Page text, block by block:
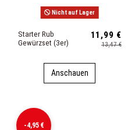
Nicht auf Lager
Starter Rub
Gewürzset (3er)
11,99 €
13,47 €
Anschauen
-4,95 €